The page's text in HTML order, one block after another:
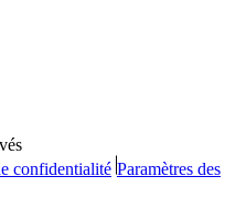
confidentialité Paramètres des